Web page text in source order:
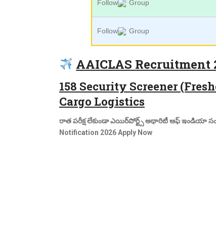
Follow Group
Follow Group
AAICLAS Recruitment
158 Security Screener
Cargo Logistics
రాత పరీక్ష లేకుండా ఎయిర్‌పోర్ట్స్ అథారిటీ ఆఫ్ ఇండియా
Notification 2026 Apply Now